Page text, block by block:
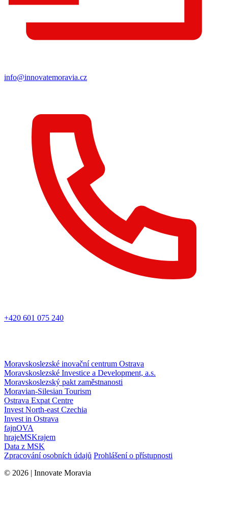
info@innovatemoravia.cz
+420 601 075 240
Moravskoslezské inovační centrum Ostrava
Moravskoslezské Investice a Development, a.s.
Moravskoslezský pakt zaměstnanosti
Moravian-Silesian Tourism
Ostrava Expat Centre
Invest North-east Czechia
Invest in Ostrava
fajnOVA
hrajeMSKrajem
Data z MSK
Zpracování osobních údajů Prohlášení o přístupnosti
© 2026 | Innovate Moravia